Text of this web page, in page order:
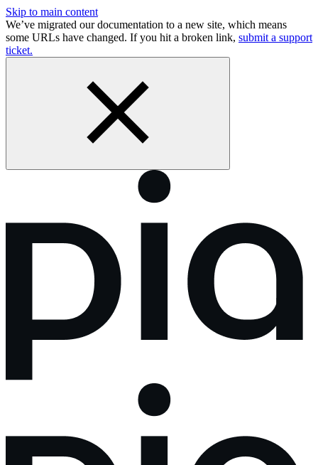
Skip to main content
We’ve migrated our documentation to a new site, which means
some URLs have changed. If you hit a broken link, submit a support
ticket.